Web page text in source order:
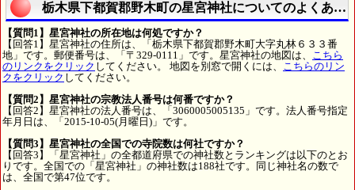
栃木県下都賀郡野木町の星宮神社についてのよくある
【質問1】星宮神社の所在地は何処ですか？
【回答1】星宮神社の住所は、「栃木県下都賀郡野木町大字丸林６３３番
地」です。郵便番号は、「〒329-0111」です。星宮神社の地図は、 こちら
のリンクをクリック してください。 地図を別窓で開くには、 こちらのリン
クをクリック してください。
【質問2】星宮神社の宗教法人番号は何番ですか？
【回答2】星宮神社の法人番号は、「3060005005135」です。法人番号指定
年月日は、「2015-10-05(月曜日)」です。
【質問3】星宮神社の全国での寺院数は何社ですか？
【回答3】「星宮神社」の全都道府県での神社数とランキングは以下のとお
りです。全国での「星宮神社」の神社数は188社です。同じ神社名の数で
は、全国で第47位です。